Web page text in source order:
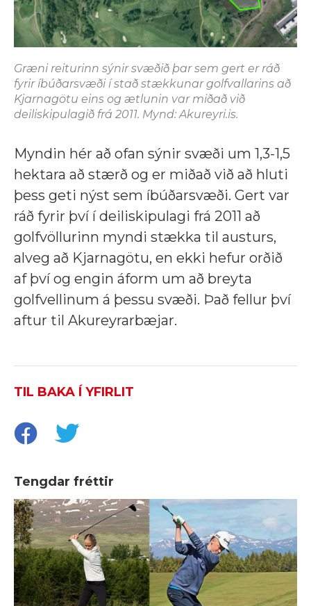
Græni reiturinn sýnir svæðið þar sem gert er ráð
fyrir íbúðarsvæði í stað stækkunar golfvallarins að
Kjarnagötu eins og ætlunin var miðað við
deiliskipulagið frá 2011. Mynd: Akureyri.is.
Myndin hér að ofan sýnir svæði um 1,3-1,5
hektara að stærð og er miðað við að hluti
þess geti nýst sem íbúðarsvæði. Gert var
ráð fyrir því í deiliskipulagi frá 2011 að
golfvöllurinn myndi stækka til austurs,
alveg að Kjarnagötu, en ekki hefur orðið
af því og engin áform um að breyta
golfvellinum á þessu svæði. Það fellur því
aftur til Akureyrarbæjar.
TIL BAKA Í YFIRLIT
Tengdar fréttir